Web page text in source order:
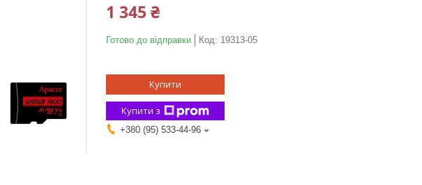
1 345 ₴
Готово до відправки Код: 19313-05
Купити
Купити з
+380 (95) 533-44-96